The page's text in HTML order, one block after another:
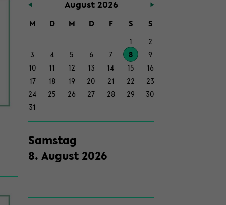
Haupt­
in­
Sek­
ti­
on
wech­
seln
Au­gust 2026
M D M D F S
S
1
2
3
4 5 6 7 8
9
10
11 12 13 14 15
16
17
18 19 20 21 22
23
24
25 26 27 28 29
30
31
Sams­tag
8. Au­gust2026